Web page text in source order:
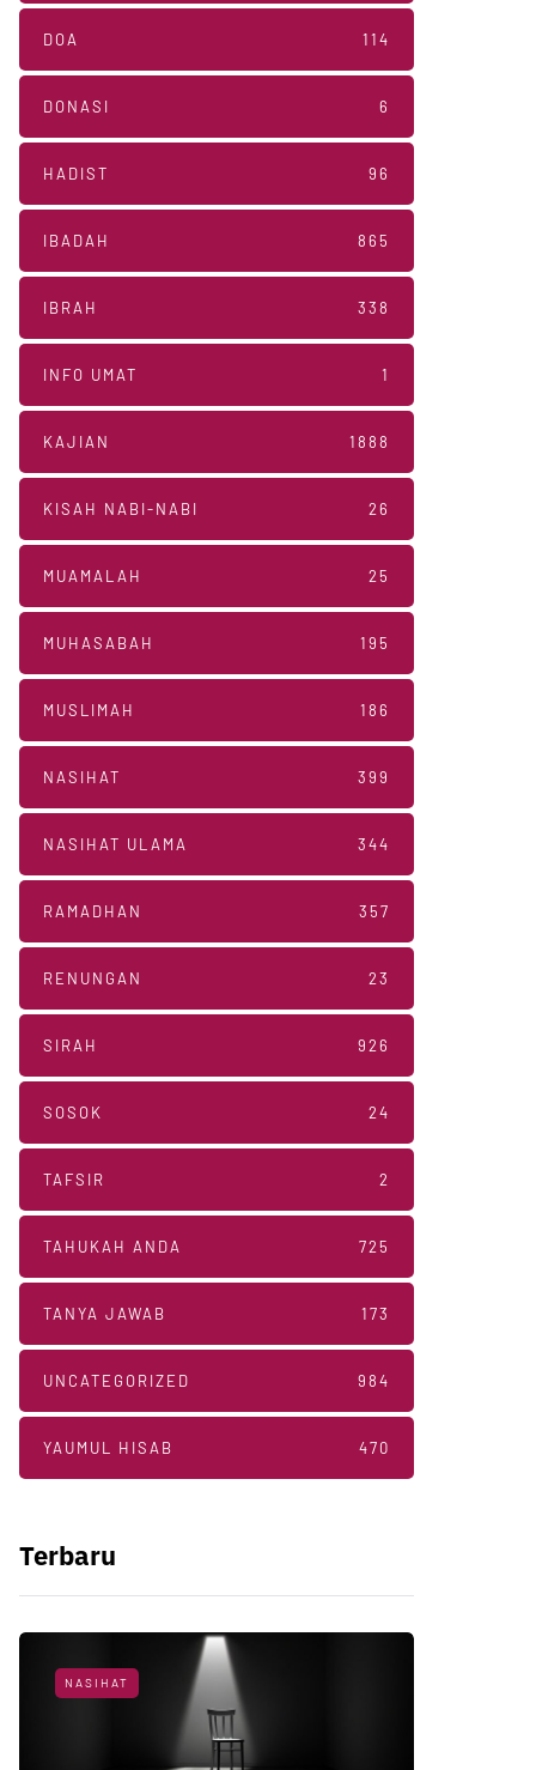
DOA 114
DONASI 6
HADIST 96
IBADAH 865
IBRAH 338
INFO UMAT 1
KAJIAN 1888
KISAH NABI-NABI 26
MUAMALAH 25
MUHASABAH 195
MUSLIMAH 186
NASIHAT 399
NASIHAT ULAMA 344
RAMADHAN 357
RENUNGAN 23
SIRAH 926
SOSOK 24
TAFSIR 2
TAHUKAH ANDA 725
TANYA JAWAB 173
UNCATEGORIZED 984
YAUMUL HISAB 470
Terbaru
NASIHAT